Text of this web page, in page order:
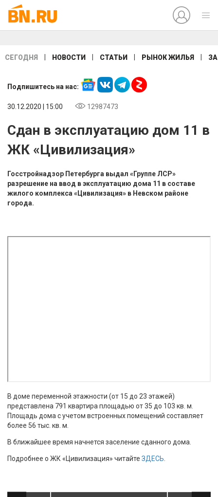
СЕГОДНЯ НОВОСТИ СТАТЬИ РЫНОК ЖИЛЬЯ
Подпишитесь на нас:
30.12.2020 | 15:00 12987473
Сдан в эксплуатацию дом 11 в
ЖК «Цивилизация»
Госстройнадзор Петербурга выдал «Группе ЛСР»
разрешение на ввод в эксплуатацию дома 11 в составе
жилого комплекса «Цивилизация» в Невском районе
города.
В доме переменной этажности (от 15 до 23 этажей)
представлена 791 квартира площадью от 35 до 103 кв. м.
Площадь дома с учетом встроенных помещений составляет
более 56 тыс. кв. м.
В ближайшее время начнется заселение сданного дома.
Подробнее о ЖК «Цивилизация» читайте ЗДЕСЬ